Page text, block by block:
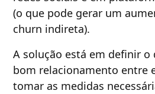
(o que pode gerar um
churn indireta).
A solução está em definir
bom relacionamento entre
tomar as medidas